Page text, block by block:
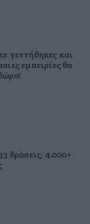
γεννήθηκες και
εμπειρίες θα
δράσεις, 4.000+